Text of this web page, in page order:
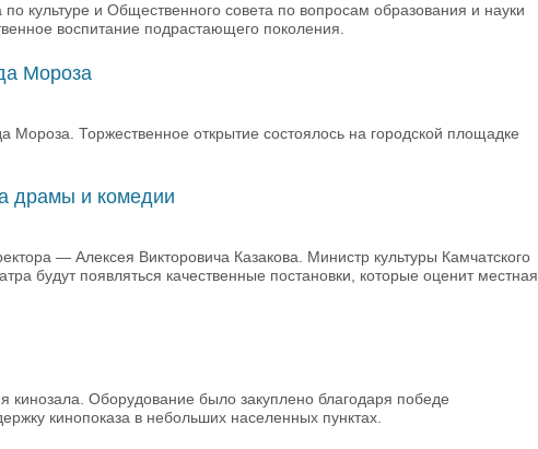
культуре и Общественного совета по вопросам образования и науки
воспитание подрастающего поколения.
Мороза
Торжественное открытие состоялось на городской площадке
драмы и комедии
— Алексея Викторовича Казакова. Министр культуры Камчатского
будут появляться качественные постановки, которые оценит местная
кинозала. Оборудование было закуплено благодаря победе
кинопоказа в небольших населенных пунктах.